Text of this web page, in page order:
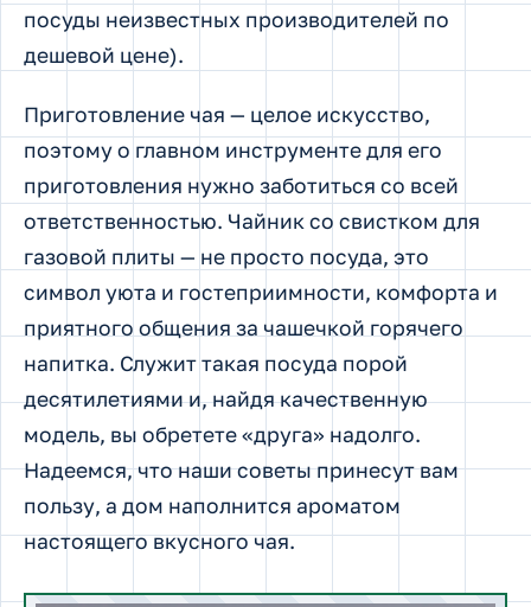
посуды неизвестных производителей по
дешевой цене).
Приготовление чая — целое искусство,
поэтому о главном инструменте для его
приготовления нужно заботиться со всей
ответственностью. Чайник со свистком для
газовой плиты — не просто посуда, это
символ уюта и гостеприимности, комфорта и
приятного общения за чашечкой горячего
напитка. Служит такая посуда порой
десятилетиями и, найдя качественную
модель, вы обретете «друга» надолго.
Надеемся, что наши советы принесут вам
пользу, а дом наполнится ароматом
настоящего вкусного чая.